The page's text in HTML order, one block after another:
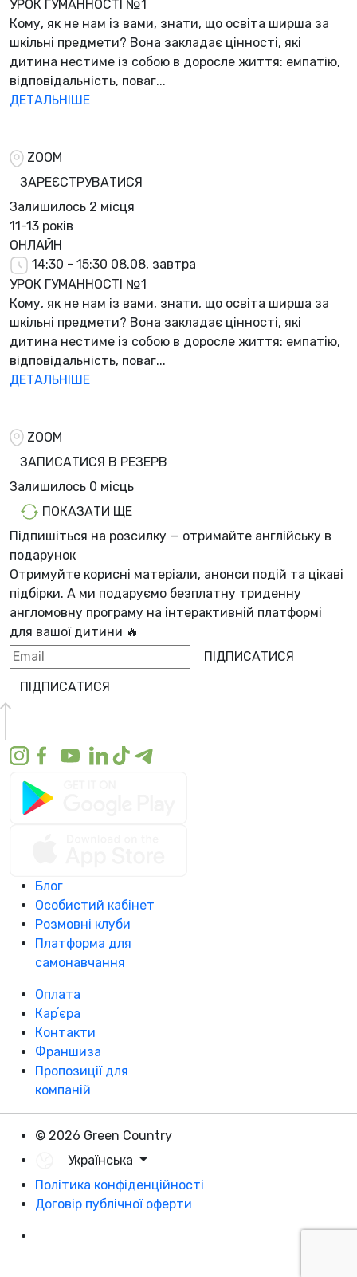
УРОК ГУМАННОСТІ №1
Кому, як не нам із вами, знати, що освіта ширша за
шкільні предмети? Вона закладає цінності, які
дитина нестиме із собою в доросле життя: емпатію,
відповідальність, поваг...
ДЕТАЛЬНІШЕ
ZOOM
ЗАРЕЄСТРУВАТИСЯ
Залишилось 2 місця
11-13 років
ОНЛАЙН
14:30 - 15:30 08.08, завтра
УРОК ГУМАННОСТІ №1
Кому, як не нам із вами, знати, що освіта ширша за
шкільні предмети? Вона закладає цінності, які
дитина нестиме із собою в доросле життя: емпатію,
відповідальність, поваг...
ДЕТАЛЬНІШЕ
ZOOM
ЗАПИСАТИСЯ В РЕЗЕРВ
Залишилось 0 місць
ПОКАЗАТИ ЩЕ
Підпишіться на розсилку — отримайте англійську в
подарунок
Отримуйте корисні матеріали, анонси подій та цікаві
підбірки. А ми подаруємо безплатну триденну
англомовну програму на інтерактивній платформі
для вашої дитини 🔥
ПІДПИСАТИСЯ
ПІДПИСАТИСЯ
Блог
Особистий кабінет
Розмовні клуби
Платформа для
самонавчання
Оплата
Карʼєра
Контакти
Франшиза
Пропозиції для
компаній
© 2026 Green Country
Українська
Політика конфіденційності
Договір публічної оферти